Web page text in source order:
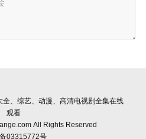
全、综艺、动漫、高清电视剧全集在线
观看
All Rights Reserved
03315772号